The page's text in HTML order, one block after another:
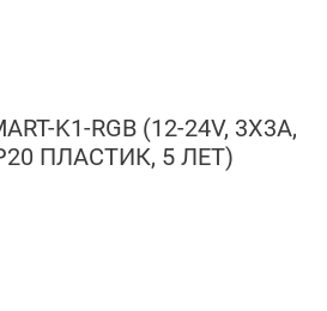
K1-RGB (12-24V, 3X3A,
ПЛАСТИК, 5 ЛЕТ)